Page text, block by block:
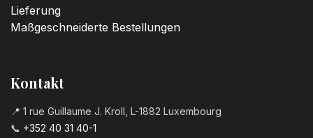
Lieferung
Maßgeschneiderte Bestellungen
Kontakt
📍 1 rue Guillaume J. Kroll, L-1882 Luxembourg
📞 +352 40 31 40-1